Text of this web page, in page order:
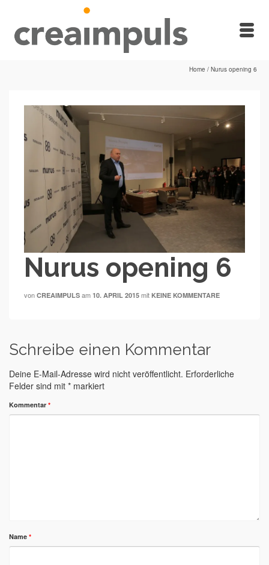
Home / Nurus opening 6
Nurus opening 6
von CREAIMPULS am 10. APRIL 2015 mit KEINE KOMMENTARE
Schreibe einen Kommentar
Deine E-Mail-Adresse wird nicht veröffentlicht. Erforderliche
Felder sind mit * markiert
Kommentar *
Name *